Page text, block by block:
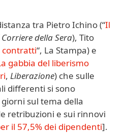
tra Pietro Ichino (“Il
della Sera), Tito
contratti“, La Stampa) e
gabbia del liberismo
, Liberazione) che sulle
differenti si sono
sul tema della
retribuzioni e sui rinnovi
il 57,5% dei dipendenti].